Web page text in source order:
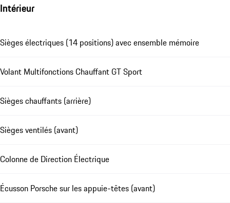
Intérieur
Sièges électriques (14 positions) avec ensemble mémoire
Volant Multifonctions Chauffant GT Sport
Sièges chauffants (arrière)
Sièges ventilés (avant)
Colonne de Direction Électrique
Écusson Porsche sur les appuie-têtes (avant)